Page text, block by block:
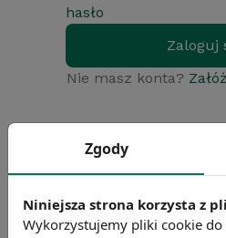
hasło
Zaloguj
Nie masz konta?
Zgody
Niniejsza strona korzysta z
Wykorzystujemy pliki cookie